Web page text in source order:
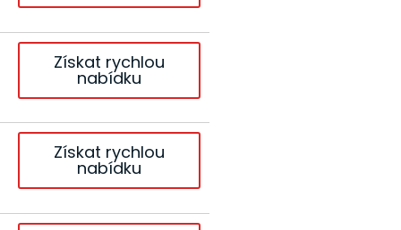
Získat rychlou
nabídku
Získat rychlou
nabídku